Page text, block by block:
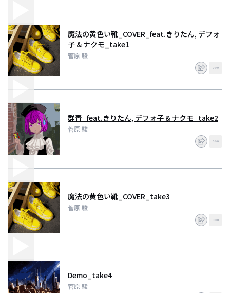
魔法の黄色い靴_COVER_feat.きりたん, デフォ
子 & ナクモ_take1
菅原 駿
群青_feat.きりたん, デフォ子 & ナクモ_take2
菅原 駿
魔法の黄色い靴_COVER_take3
菅原 駿
Demo_take4
菅原 駿